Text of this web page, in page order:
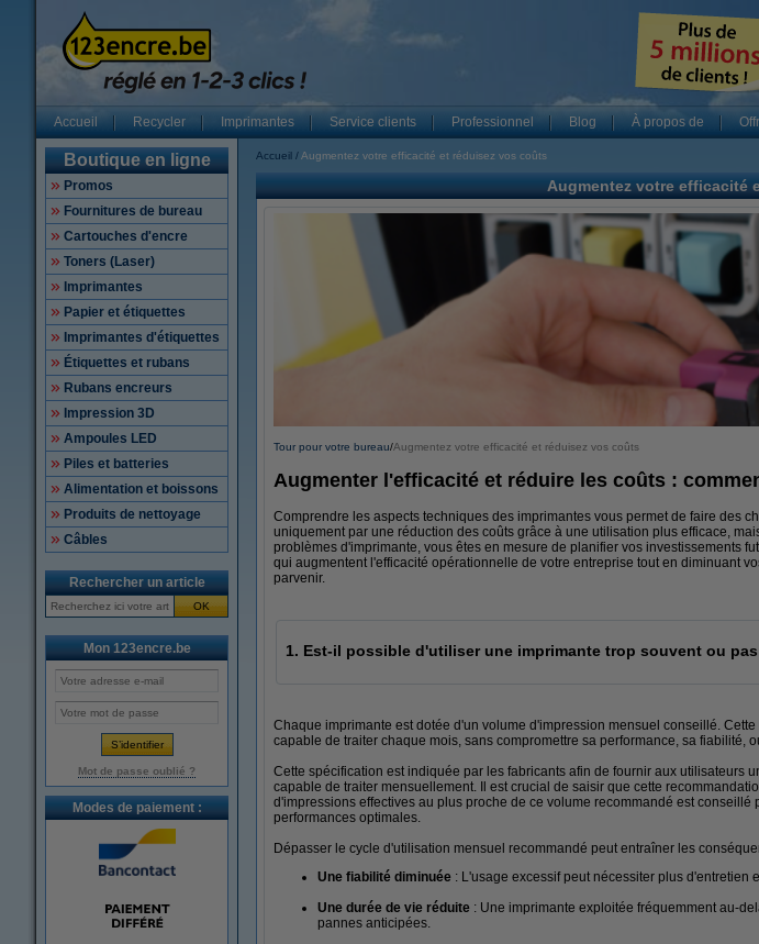
Accueil Recycler Imprimantes Service clients Professionnel Blog À propos de
Boutique en ligne
Promos
Fournitures de bureau
Cartouches d'encre
Toners (Laser)
Imprimantes
Papier et étiquettes
Imprimantes d'étiquettes
Étiquettes et rubans
Rubans encreurs
Impression 3D
Ampoules LED
Piles et batteries
Alimentation et boissons
Produits de nettoyage
Câbles
Rechercher un article
OK
Mon 123encre.be
Mot de passe oublié ?
Modes de paiement :
Accueil Augmentez votre efficacité et réduisez vos coûts
Augmentez votre efficacité
Tour pour votre bureau/Augmentez votre efficacité et réduisez vos coûts
Augmenter l'efficacité et réduire les coûts :
Comprendre les aspects techniques des imprimantes vous permet de faire des
uniquement par une réduction des coûts grâce à une utilisation plus efficace,
problèmes d'imprimante, vous êtes en mesure de planifier vos investissements
qui augmentent l'efficacité opérationnelle de votre entreprise tout en diminuant
parvenir.
1. Est-il possible d'utiliser une imprimante trop souvent ou pas
Chaque imprimante est dotée d'un volume d'impression mensuel conseillé.
capable de traiter chaque mois, sans compromettre sa performance, sa fiabilité,
Cette spécification est indiquée par les fabricants afin de fournir aux utilisateurs
capable de traiter mensuellement. Il est crucial de saisir que cette
d'impressions effectives au plus proche de ce volume recommandé est
performances optimales.
Dépasser le cycle d'utilisation mensuel recommandé peut entraîner les
Une fiabilité diminuée : L'usage excessif peut nécessiter plus
Une durée de vie réduite : Une imprimante exploitée fréquemment au-
pannes anticipées.